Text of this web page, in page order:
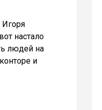
Игоря
настало
людей на
и